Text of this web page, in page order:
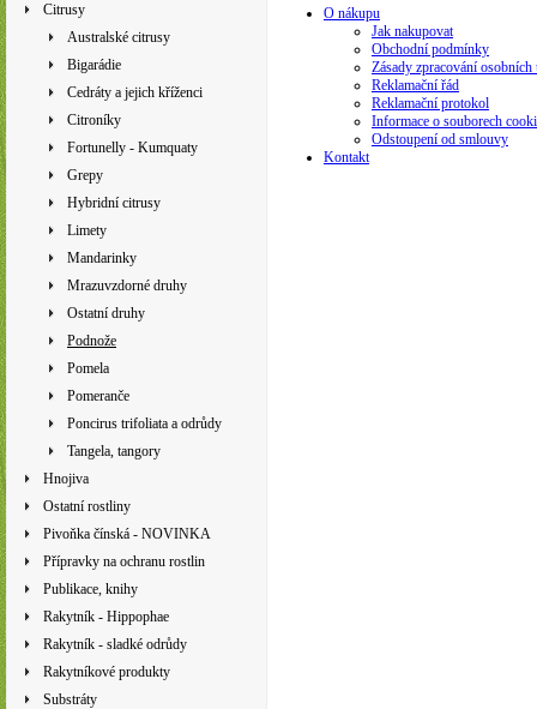
Citrusy
Australské citrusy
Bigarádie
Cedráty a jejich kříženci
Citroníky
Fortunelly - Kumquaty
Grepy
Hybridní citrusy
Limety
Mandarinky
Mrazuvzdorné druhy
Ostatní druhy
Podnože
Pomela
Pomeranče
Poncirus trifoliata a odrůdy
Tangela, tangory
Hnojiva
Ostatní rostliny
Pivoňka čínská - NOVINKA
Přípravky na ochranu rostlin
Publikace, knihy
Rakytník - Hippophae
Rakytník - sladké odrůdy
Rakytníkové produkty
Substráty
O nákupu
Jak nakupovat
Obchodní podmínky
Zásady zpracování osobních
Reklamační řád
Reklamační protokol
Informace o souborech
Odstoupení od smlouvy
Kontakt